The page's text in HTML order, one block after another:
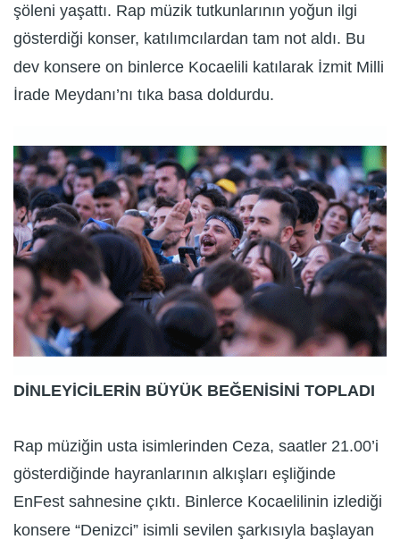
şöleni yaşattı. Rap müzik tutkunlarının yoğun ilgi
gösterdiği konser, katılımcılardan tam not aldı. Bu
dev konsere on binlerce Kocaelili katılarak İzmit Milli
İrade Meydanı’nı tıka basa doldurdu.
DİNLEYİCİLERİN BÜYÜK BEĞENİSİNİ TOPLADI
Rap müziğin usta isimlerinden Ceza, saatler 21.00’i
gösterdiğinde hayranlarının alkışları eşliğinde
EnFest sahnesine çıktı. Binlerce Kocaelilinin izlediği
konsere “Denizci” isimli sevilen şarkısıyla başlayan